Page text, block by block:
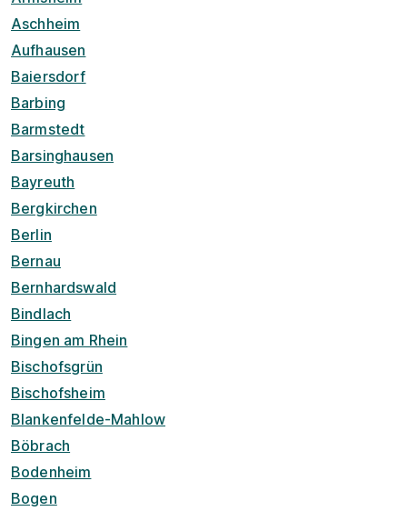
Aschheim
Aufhausen
Baiersdorf
Barbing
Barmstedt
Barsinghausen
Bayreuth
Bergkirchen
Berlin
Bernau
Bernhardswald
Bindlach
Bingen am Rhein
Bischofsgrün
Bischofsheim
Blankenfelde-Mahlow
Böbrach
Bodenheim
Bogen